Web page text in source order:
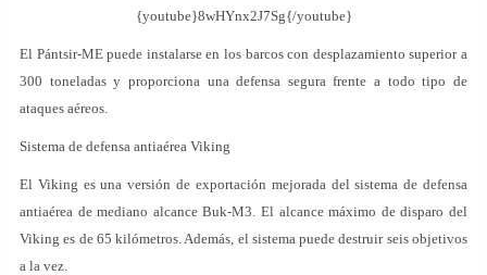
{youtube}8wHYnx2J7Sg{/youtube}
El Pántsir-ME puede instalarse en los barcos con desplazamiento superior a
300 toneladas y proporciona una defensa segura frente a todo tipo de
ataques aéreos.
Sistema de defensa antiaérea Viking
El Viking es una versión de exportación mejorada del sistema de defensa
antiaérea de mediano alcance Buk-M3. El alcance máximo de disparo del
Viking es de 65 kilómetros. Además, el sistema puede destruir seis objetivos
a la vez.